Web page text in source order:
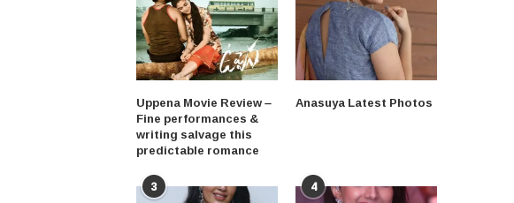
Uppena Movie Review –
Fine performances &
writing salvage this
predictable romance
Anasuya Latest Photos
3 4